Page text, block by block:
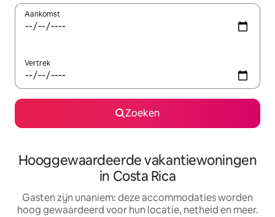
Aankomst
Vertrek
Zoeken
Hooggewaardeerde vakantiewoningen
in Costa Rica
Gasten zijn unaniem: deze accommodaties worden
hoog gewaardeerd voor hun locatie, netheid en meer.